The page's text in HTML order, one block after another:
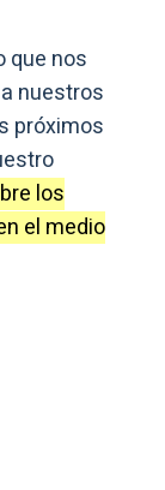
que nos
nuestros
próximos
los
el medio